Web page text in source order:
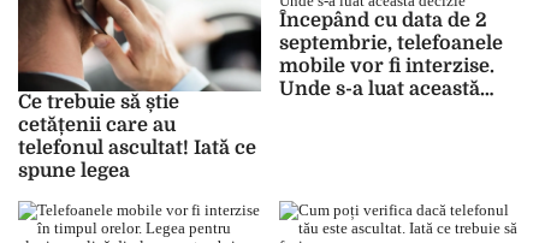
Ce trebuie să știe
cetățenii care au
telefonul ascultat! Iată ce
spune legea
Începând cu data de 2
septembrie, telefoanele
mobile vor fi interzise.
Unde s-a luat această